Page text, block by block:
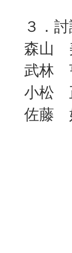
３．
森山
武林
小松
佐藤